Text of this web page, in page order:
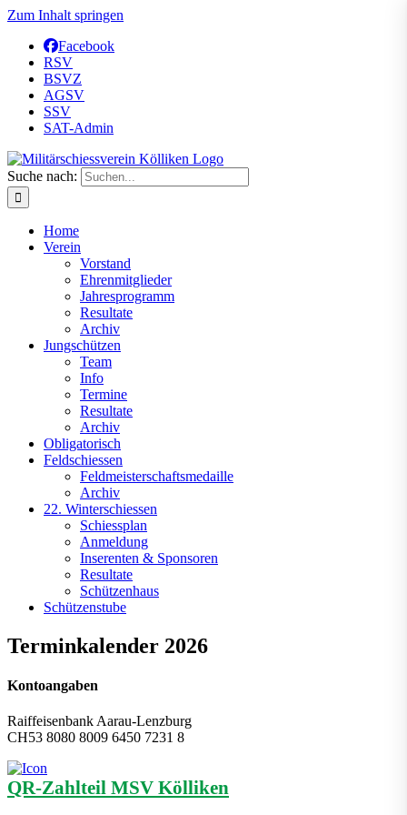
Zum Inhalt springen
Facebook
RSV
BSVZ
AGSV
SSV
SAT-Admin
Suche nach:
Home
Verein
Vorstand
Ehrenmitglieder
Jahresprogramm
Resultate
Archiv
Jungschützen
Team
Info
Termine
Resultate
Archiv
Obligatorisch
Feldschiessen
Feldmeisterschaftsmedaille
Archiv
22. Winterschiessen
Schiessplan
Anmeldung
Inserenten & Sponsoren
Resultate
Schützenhaus
Schützenstube
Terminkalender 2026
Kontoangaben
Raiffeisenbank Aarau-Lenzburg
CH53 8080 8009 6450 7231 8
QR-Zahlteil MSV Kölliken